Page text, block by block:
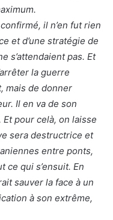
il n’en fut rien
et d’une stratégie de
s’attendaient pas. Et
la guerre
mais de donner
Il en va de son
pour celà, on laisse
sera destructrice et
entre ponts,
qui s’ensuit. En
sauver la face à un
à son extrême,